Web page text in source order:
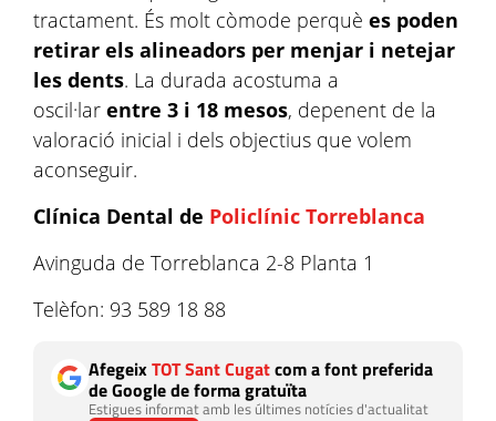
tractament. És molt còmode perquè es poden
retirar els alineadors per menjar i netejar
les dents. La durada acostuma a
oscil·lar entre 3 i 18 mesos, depenent de la
valoració inicial i dels objectius que volem
aconseguir.
Clínica Dental de Policlínic Torreblanca
Avinguda de Torreblanca 2-8 Planta 1
Telèfon: 93 589 18 88
AfegeixTOT Sant Cugatcom a font preferida
de Google de forma gratuïta
Estigues informat amb les últimes notícies d'actualitat